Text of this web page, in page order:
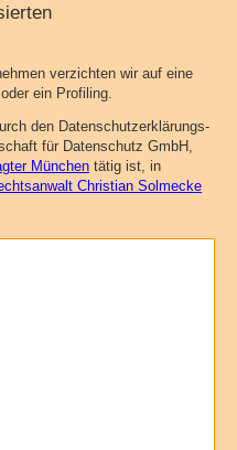
verzichten wir auf eine
ein Profiling.
den Datenschutzerklärungs-
für Datenschutz GmbH,
München tätig ist, in
Christian Solmecke